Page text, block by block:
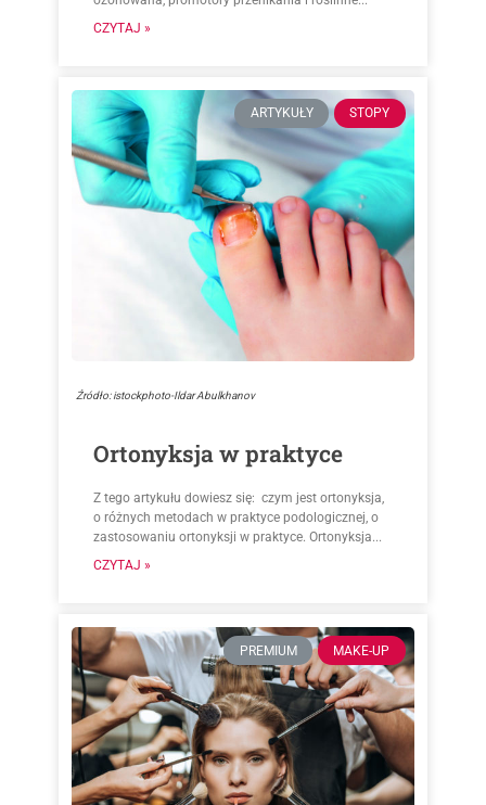
CZYTAJ »
ARTYKUŁY STOPY
Źródło: istockphoto-Ildar Abulkhanov
Ortonyksja w praktyce
Z tego artykułu dowiesz się: czym jest ortonyksja,
o różnych metodach w praktyce podologicznej, o
zastosowaniu ortonyksji w praktyce. Ortonyksja...
CZYTAJ »
PREMIUM MAKE-UP